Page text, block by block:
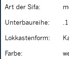
Art der Sifa:
Unterbaureihe:
Lokkastenform:
Farbe: